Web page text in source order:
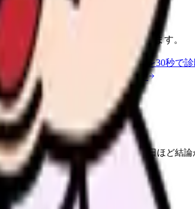
先」を分けると判断しやすくなります。
かります。 職場の悩みを30秒で
の現在地を確認できます。進む
。頭の中だけで考えると、つらい日ほど結